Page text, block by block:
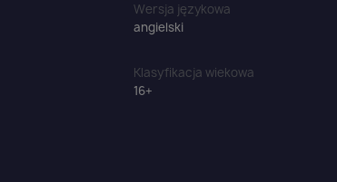
Wersja językowa
angielski
Klasyfikacja wiekowa
16+